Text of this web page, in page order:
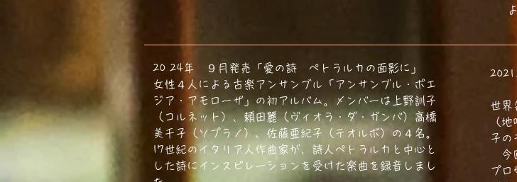
20 24年 ９月発売「愛の詩 ペトラルカの面影に」
女性４人による古楽アンサンブル「アンサンブル・ポエ
ジア・アモローザ」の初アルバム。メンバーは上野訓子
（コルネット）、頼田麗（ヴィオラ・ダ・ガンバ）高橋
美千子（ソプラノ）、佐藤亜紀子（テオルボ）の４名。
17世紀のイタリア人作曲家が、詩人ペトラルカと中心と
した詩にインスピレーションを受けた楽曲を録音しまし
2021
世界
（
子の
今
プロ